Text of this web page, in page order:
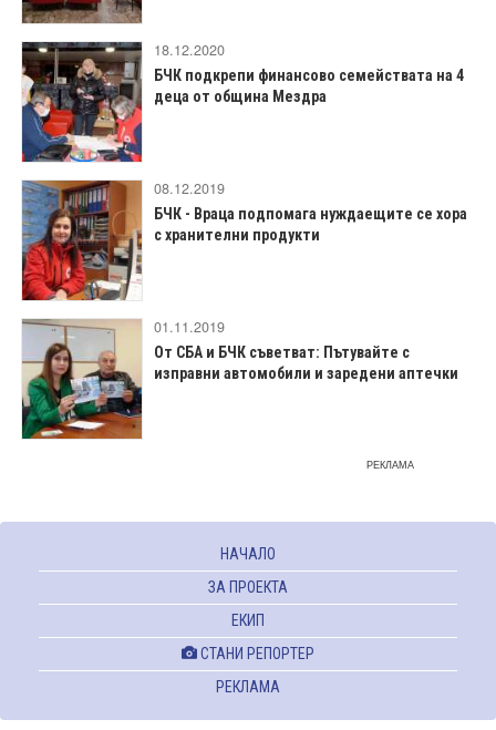
18.12.2020
БЧК подкрепи финансово семействата на 4
деца от община Мездра
08.12.2019
БЧК - Враца подпомага нуждаещите се хора
с хранителни продукти
01.11.2019
От СБА и БЧК съветват: Пътувайте с
изправни автомобили и заредени аптечки
РЕКЛАМА
НАЧАЛО
ЗА ПРОЕКТА
ЕКИП
СТАНИ РЕПОРТЕР
РЕКЛАМА